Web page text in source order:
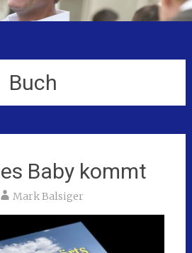
Buch
Baby kommt
Mark Balsiger